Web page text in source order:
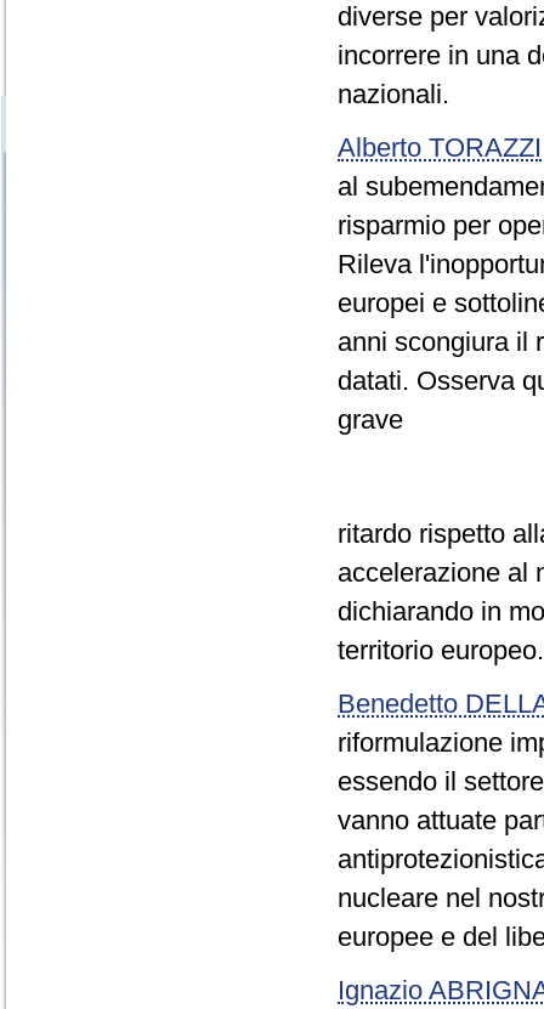
diverse per
incorrere in una
nazionali.
Alberto TORAZZI
al
risparmio per
Rileva
europei e
anni scongiura il
datati. Osserva
grave
ritardo rispetto
accelerazione al
dichiarando in
territorio europeo.
Benedetto
riformulazione
essendo il
vanno attuate
nucleare nel
europee e del
Ignazio